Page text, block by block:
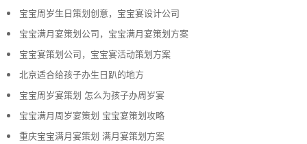
宝宝周岁生日策划创意，宝宝宴设计公司
宝宝满月宴策划公司，宝宝满月宴策划方案
宝宝宴策划公司，宝宝宴活动策划方案
北京适合给孩子办生日趴的地方
宝宝周岁宴策划 怎么为孩子办周岁宴
宝宝满月周岁宴策划 宝宝宴策划攻略
重庆宝宝满月宴策划 满月宴策划方案